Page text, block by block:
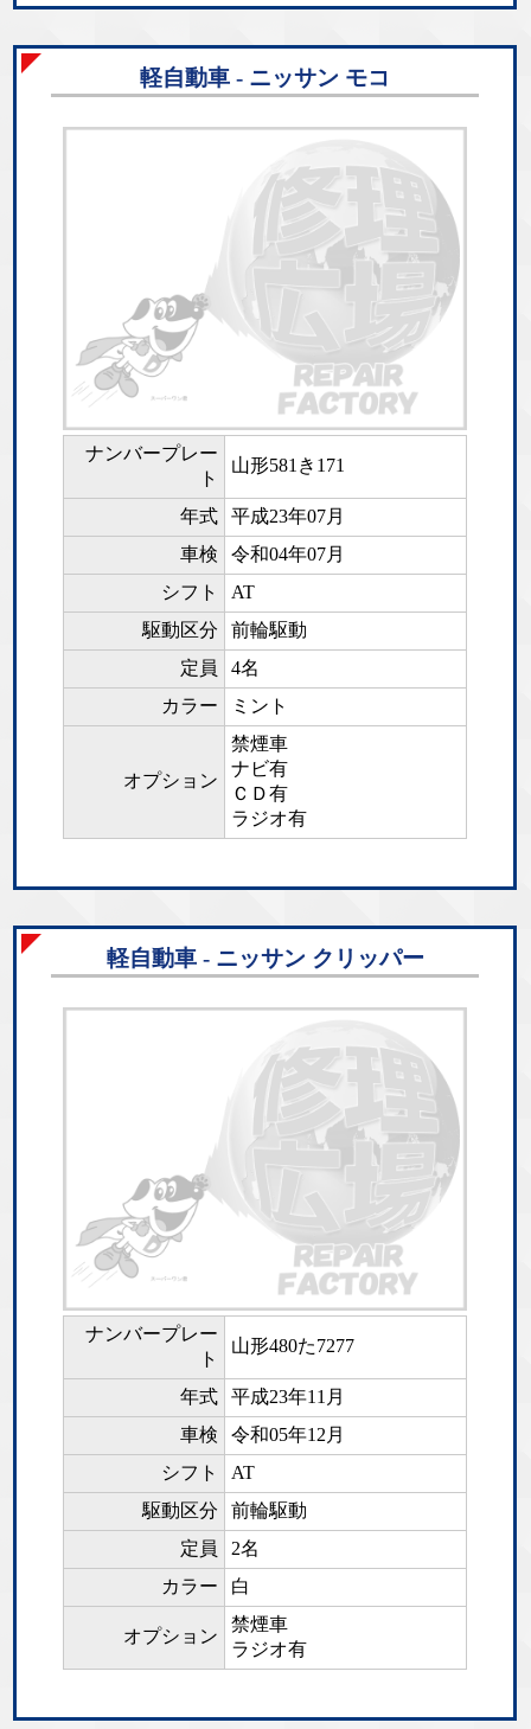
軽自動車 - ニッサン モコ
ナンバープレー
ト
山形581き171
年式
平成23年07月
車検
令和04年07月
シフト
AT
駆動区分
前輪駆動
定員
4名
カラー
ミント
オプション
禁煙車
ナビ有
ＣＤ有
ラジオ有
軽自動車 - ニッサン クリッパー
ナンバープレー
ト
山形480た7277
年式
平成23年11月
車検
令和05年12月
シフト
AT
駆動区分
前輪駆動
定員
2名
カラー
白
オプション
禁煙車
ラジオ有